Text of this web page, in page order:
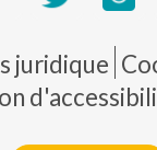
Pie
juridique